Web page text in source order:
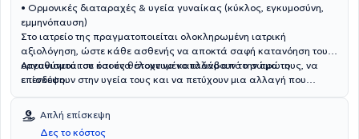
• Ορμονικές διαταραχές & υγεία γυναίκας (κύκλος, εγκυμοσύνη,
εμμηνόπαυση)
Στο ιατρείο της πραγματοποιείται ολοκληρωμένη ιατρική
αξιολόγηση, ώστε κάθε ασθενής να αποκτά σαφή κατανόηση του
οργανισμού του και ένα στοχευμένο πλάνο από την πρώτη
επίσκεψη.
Απευθύνεται σε όσους θέλουν να καταλάβουν το σώμα τους, να
επενδύσουν στην υγεία τους και να πετύχουν μια αλλαγή που
Απλή επίσκεψη
Δες το κόστος